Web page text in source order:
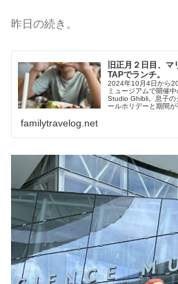
昨日の続き。
旧正月２日目、
TAPでランチ。
2024年10月4日から
ミュージアムで開催
Studio Ghibli。息子の
ールホリデーと期間が
familytravelog.net